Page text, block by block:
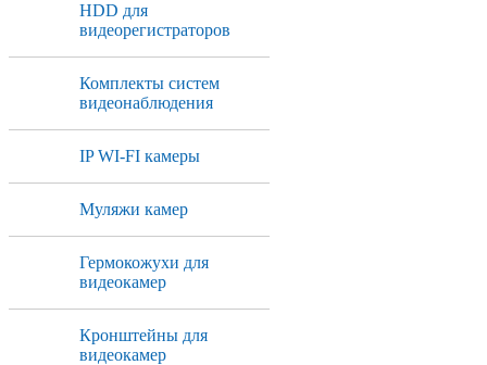
HDD для
видеорегистраторов
Комплекты систем
видеонаблюдения
IP WI-FI камеры
Муляжи камер
Гермокожухи для
видеокамер
Кронштейны для
видеокамер